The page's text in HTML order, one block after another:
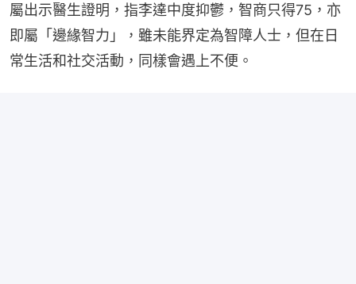
屬出示醫生證明，指李達中度抑鬱，智商只得75，亦
即屬「邊緣智力」，雖未能界定為智障人士，但在日
常生活和社交活動，同樣會遇上不便。